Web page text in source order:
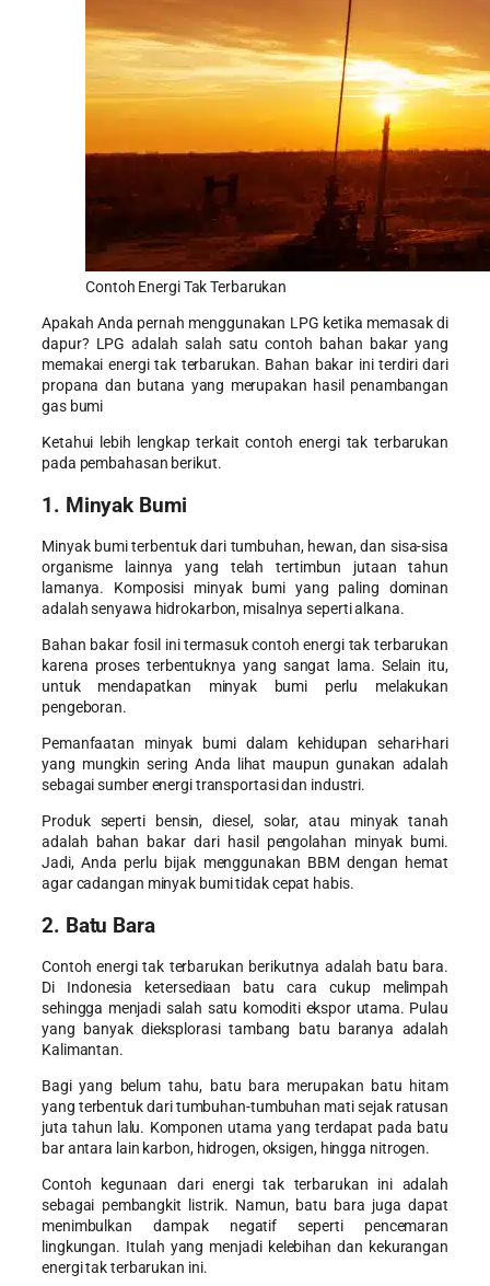
Contoh Energi Tak Terbarukan
Apakah Anda pernah menggunakan LPG ketika memasak di
dapur? LPG adalah salah satu contoh bahan bakar yang
memakai energi tak terbarukan. Bahan bakar ini terdiri dari
propana dan butana yang merupakan hasil penambangan
gas bumi
Ketahui lebih lengkap terkait contoh energi tak terbarukan
pada pembahasan berikut.
1. Minyak Bumi
Minyak bumi terbentuk dari tumbuhan, hewan, dan sisa-sisa
organisme lainnya yang telah tertimbun jutaan tahun
lamanya. Komposisi minyak bumi yang paling dominan
adalah senyawa hidrokarbon, misalnya seperti alkana.
Bahan bakar fosil ini termasuk contoh energi tak terbarukan
karena proses terbentuknya yang sangat lama. Selain itu,
untuk mendapatkan minyak bumi perlu melakukan
pengeboran.
Pemanfaatan minyak bumi dalam kehidupan sehari-hari
yang mungkin sering Anda lihat maupun gunakan adalah
sebagai sumber energi transportasi dan industri.
Produk seperti bensin, diesel, solar, atau minyak tanah
adalah bahan bakar dari hasil pengolahan minyak bumi.
Jadi, Anda perlu bijak menggunakan BBM dengan hemat
agar cadangan minyak bumi tidak cepat habis.
2. Batu Bara
Contoh energi tak terbarukan berikutnya adalah batu bara.
Di Indonesia ketersediaan batu cara cukup melimpah
sehingga menjadi salah satu komoditi ekspor utama. Pulau
yang banyak dieksplorasi tambang batu baranya adalah
Kalimantan.
Bagi yang belum tahu, batu bara merupakan batu hitam
yang terbentuk dari tumbuhan-tumbuhan mati sejak ratusan
juta tahun lalu. Komponen utama yang terdapat pada batu
bar antara lain karbon, hidrogen, oksigen, hingga nitrogen.
Contoh kegunaan dari energi tak terbarukan ini adalah
sebagai pembangkit listrik. Namun, batu bara juga dapat
menimbulkan dampak negatif seperti pencemaran
lingkungan. Itulah yang menjadi kelebihan dan kekurangan
energi tak terbarukan ini.